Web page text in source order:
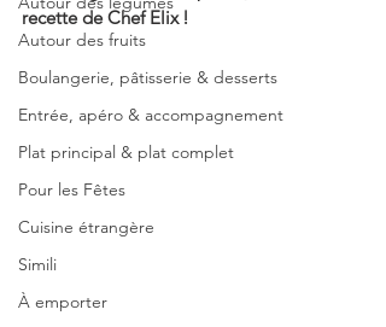
Autour des fruits
Boulangerie, pâtisserie & desserts
Entrée, apéro & accompagnement
Plat principal & plat complet
Pour les Fêtes
Cuisine étrangère
Simili
À emporter
recette de Chef Elix !